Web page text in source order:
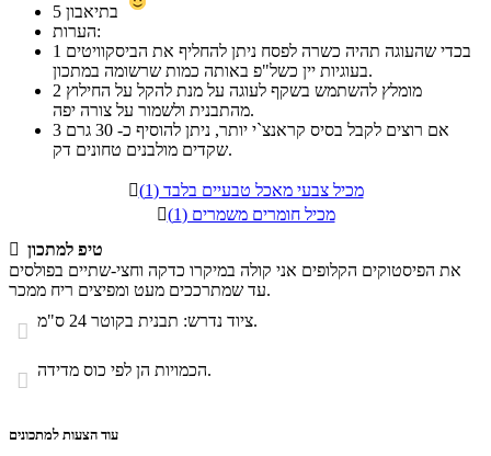
5
הערות:
1
בעוגיות יין כשל"פ באותה כמות שרשומה במתכון.
2
מהתבנית ולשמור על צורה יפה.
3
שקדים מולבנים טחונים דק.

מכיל צבעי מאכל טבעיים בלבד (1)

מכיל חומרים משמרים (1)
 טיפ למתכון
את הפיסטוקים הקלופים אני קולה במיקרו כדקה וחצי-שתיים בפולסים
עד שמתרככים מעט ומפיצים ריח ממכר.
 ציוד נדרש: תבנית בקוטר 24 ס"מ.
 הכמויות הן לפי כוס מדידה.
עוד הצעות למתכונים